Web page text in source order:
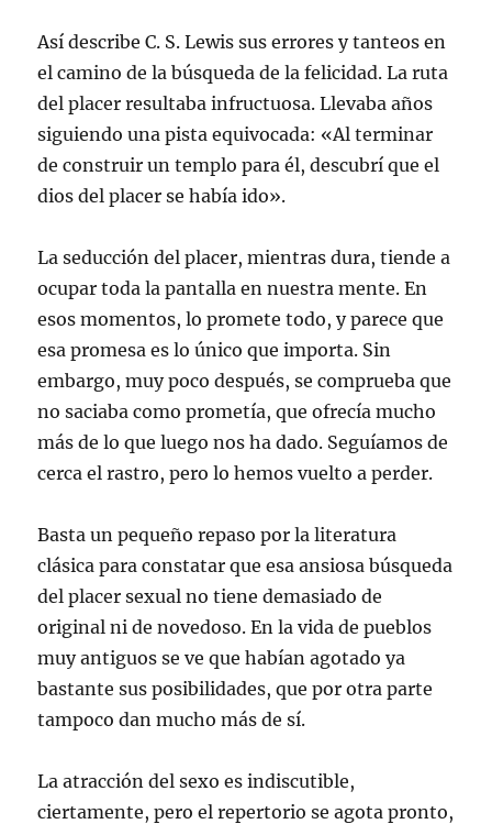
Así describe C. S. Lewis sus errores y tanteos en
el camino de la búsqueda de la felicidad. La ruta
del placer resultaba infructuosa. Llevaba años
siguiendo una pista equivocada: «Al terminar
de construir un templo para él, descubrí que el
dios del placer se había ido».
La seducción del placer, mientras dura, tiende a
ocupar toda la pantalla en nuestra mente. En
esos momentos, lo promete todo, y parece que
esa promesa es lo único que importa. Sin
embargo, muy poco después, se comprueba que
no saciaba como prometía, que ofrecía mucho
más de lo que luego nos ha dado. Seguíamos de
cerca el rastro, pero lo hemos vuelto a perder.
Basta un pequeño repaso por la literatura
clásica para constatar que esa ansiosa búsqueda
del placer sexual no tiene demasiado de
original ni de novedoso. En la vida de pueblos
muy antiguos se ve que habían agotado ya
bastante sus posibilidades, que por otra parte
tampoco dan mucho más de sí.
La atracción del sexo es indiscutible,
ciertamente, pero el repertorio se agota pronto,